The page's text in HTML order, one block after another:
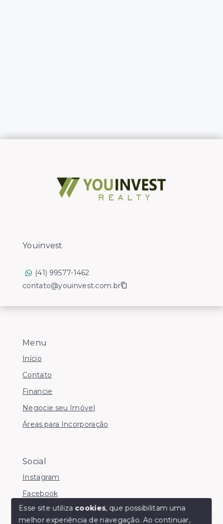
Menu
Início
Contato
Financie
Negocie seu Imóvel
Áreas para Incorporação
Social
Instagram
Facebook
Youinvest
(41) 99577-1462
contato@youinvest.com.br
Esse site utiliza cookies, que possibilitam uma
melhor experiência de navegação.Ao continuar,